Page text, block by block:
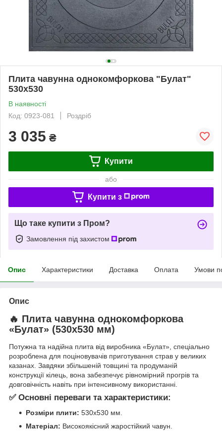
Плита чавунна однокомфоркова "Булат"
530х530
В наявності
Код: 0923-081
Роздріб
3 035 ₴
Купити
або
Купити з
Що таке купити з Пром?
Замовлення під захистом
Опис Характеристики Доставка Оплата Умови
Опис
🔥 Плита чавунна однокомфоркова
«Булат» (530х530 мм)
Потужна та надійна плита від виробника «Булат», спеціально
розроблена для поціновувачів приготування страв у великих
казанах. Завдяки збільшеній товщині та продуманій
конструкції кілець, вона забезпечує рівномірний прогрів та
довговічність навіть при інтенсивному використанні.
✅ Основні переваги та характеристики:
Розміри плити: 530х530 мм.
Матеріал: Високоякісний жаростійкий чавун.